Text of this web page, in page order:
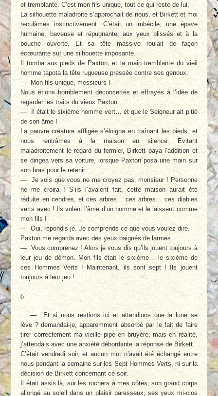
et tremblante. C’est mon fils unique, tout ce qui reste de lui.
La silhouette maladroite s’approchait de nous, et Birkett et moi
reculâmes instinctivement. C’était un imbécile, une épave
humaine, baveuse et répugnante, aux yeux plissés et à la
bouche ouverte. Et sa tête massive roulait de façon
écœurante sur une silhouette imposante.
Il tomba aux pieds de Paxton, et la main tremblante du vieil
homme tapota la tête rugueuse pressée contre ses genoux.
— Mon fils unique, messieurs !
Nous étions horriblement déconcertés et effrayés à l’idée de
regarder les traits du vieux Paxton.
— Il était le sixième homme vert… et que le Seigneur ait pitié
de son âme !
La pauvre créature affligée s’éloigna en traînant les pieds, et
nous rentrâmes à la maison en silence. Évitant
maladroitement le regard du fermier, Birkett paya l’addition et
se dirigea vers sa voiture, lorsque Paxton posa une main sur
son bras pour le retenir.
— Je vois que vous ne me croyez pas, monsieur ! Personne
ne me croira ! S’ils l’avaient fait, cette maison aurait été
réduite en cendres, et ces arbres… ces arbres… ces diables
verts avec ! Ils volent l’âme d’un homme et le laissent comme
mon fils !
— Oui, répondis-je. Je comprends ce que vous voulez dire.
Paxton me regarda avec des yeux baignés de larmes.
— Vous comprenez ! Alors je vous dis qu’ils jouent toujours à
leur jeu de démon. Mon fils était le sixième… le sixième de
ces Hommes Verts ! Maintenant, ils sont sept ! Ils jouent
toujours à leur jeu !
6
— Et si nous restions ici et attendions que la lune se
lève ? demandai-je, apparemment absorbé par le fait de faire
tirer correctement ma vieille pipe en bruyère, mais en réalité,
j’attendais avec une anxiété débordante la réponse de Birkett.
C’était vendredi soir, et aucun mot n’avait été échangé entre
nous pendant la semaine sur les Sept Hommes Verts, ni sur la
décision de Birkett concernant ce soir.
Il était assis là, sur les rochers à mes côtés, son grand corps
allongé au soleil dans un plaisir paresseux, ses yeux mi-clos